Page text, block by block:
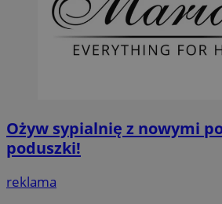
Ożyw sypialnię z nowymi
poduszki!
reklama